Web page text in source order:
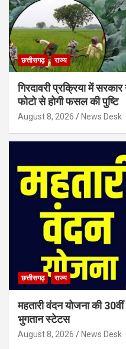
छत्तीसगढ़ राज्य
गिरदावरी प्रक्रिया में
फोटो से होगी फसल की पुष्टि
August 8, 2026 News Desk
छत्तीसगढ़ राज्य
महतारी वंदन योजना की
भुगतान स्टेटस
August 8, 2026 News Desk